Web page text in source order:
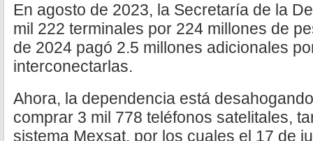
En agosto de 2023, la Secretaría de la
mil 222 terminales por 224 millones de
de 2024 pagó 2.5 millones adicionales
interconectarlas.
Ahora, la dependencia está
comprar 3 mil 778 teléfonos satelitales,
sistema Mexsat, por los cuales el 17 de